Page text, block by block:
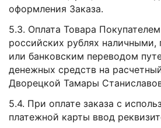
оформления Заказа.
5.3. Оплата Товара
российских рублях наличными,
или банковским переводом
денежных средств на
Дворецкой Тамары
5.4. При оплате заказа с
платежной карты ввод